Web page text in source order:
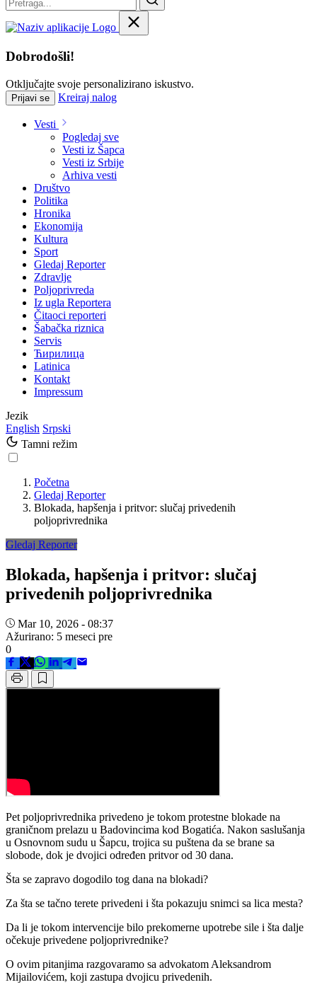
Dobrodošli!
Otključajte svoje personalizirano iskustvo.
Prijavi se Kreiraj nalog
Vesti
Pogledaj sve
Vesti iz Šapca
Vesti iz Srbije
Arhiva vesti
Društvo
Politika
Hronika
Ekonomija
Kultura
Sport
Gledaj Reporter
Zdravlje
Poljoprivreda
Iz ugla Reportera
Čitaoci reporteri
Šabačka riznica
Servis
Ћирилица
Latinica
Kontakt
Impressum
Jezik
English Srpski
Tamni režim
Početna
Gledaj Reporter
Blokada, hapšenja i pritvor: slučaj privedenih
poljoprivrednika
Gledaj Reporter
Blokada, hapšenja i pritvor: slučaj
privedenih poljoprivrednika
Mar 10, 2026 - 08:37
Ažurirano: 5 meseci pre
0
Pet poljoprivrednika privedeno je tokom protestne blokade na
graničnom prelazu u Badovincima kod Bogatića. Nakon saslušanja
u Osnovnom sudu u Šapcu, trojica su puštena da se brane sa
slobode, dok je dvojici određen pritvor od 30 dana.
Šta se zapravo dogodilo tog dana na blokadi?
Za šta se tačno terete privedeni i šta pokazuju snimci sa lica mesta?
Da li je tokom intervencije bilo prekomerne upotrebe sile i šta dalje
očekuje privedene poljoprivrednike?
O ovim pitanjima razgovaramo sa advokatom Aleksandrom
Mijailovićem, koji zastupa dvojicu privedenih.